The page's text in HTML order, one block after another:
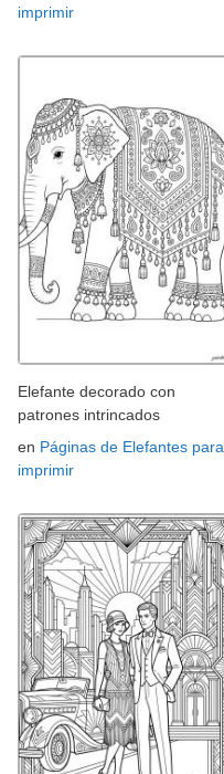
imprimir
Elefante decorado con
patrones intrincados
en Páginas de Elefantes para
imprimir